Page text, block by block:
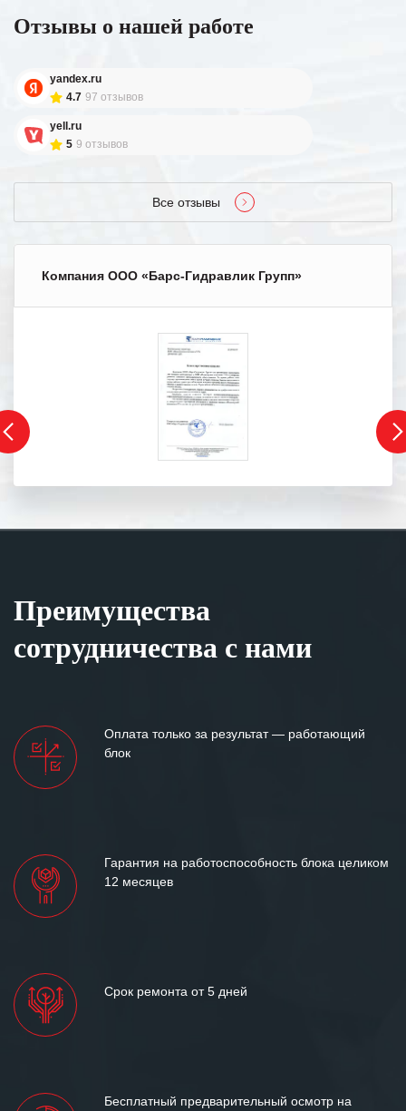
Отзывы о нашей работе
yandex.ru
4.7 97 отзывов
yell.ru
5 9 отзывов
Все отзывы
Компания ООО «Барс-Гидравлик Групп»
Преимущества
сотрудничества с нами
Оплата только за результат — работающий
блок
Гарантия на работоспособность блока целиком
12 месяцев
Срок ремонта от 5 дней
Бесплатный предварительный осмотр на